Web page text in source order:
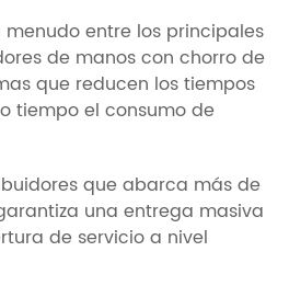
entre los principales
de manos con chorro de
que reducen los tiempos
tiempo el consumo de
que abarca más de
una entrega masiva
de servicio a nivel